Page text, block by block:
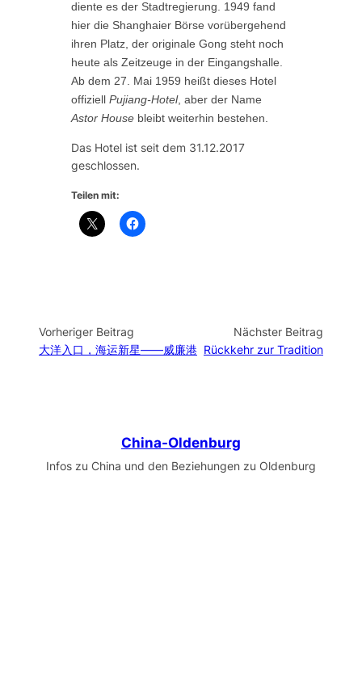
diente es der Stadtregierung. 1949 fand
hier die Shanghaier Börse vorübergehend
ihren Platz, der originale Gong steht noch
heute als Zeitzeuge in der Eingangshalle.
Ab dem 27. Mai 1959 heißt dieses Hotel
offiziell Pujiang-Hotel, aber der Name
Astor House bleibt weiterhin bestehen.
Das Hotel ist seit dem 31.12.2017
geschlossen.
Teilen mit:
Vorheriger Beitrag
大洋入口，海运新星——威廉港
Nächster Beitrag
Rückkehr zur Tradition
China-Oldenburg
Infos zu China und den Beziehungen zu Oldenburg